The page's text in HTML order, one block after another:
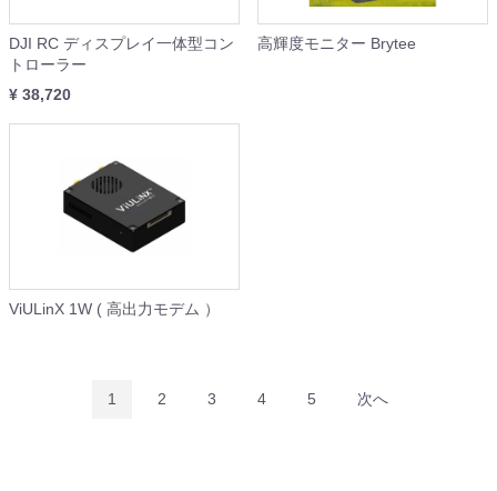
DJI RC ディスプレイ一体型コン
トローラー
¥ 38,720
高輝度モニター Brytee
ViULinX 1W ( 高出力モデム ）
1 2 3 4 5 次へ